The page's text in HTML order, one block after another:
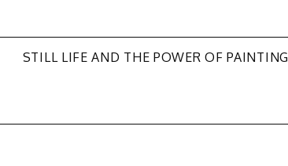
STILL LIFE AND THE POWER OF PAINTING